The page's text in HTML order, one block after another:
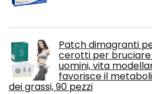
Patch dimagranti
cerotti per bruciare
uomini, vita
favorisce il
dei grassi, 90 pezzi